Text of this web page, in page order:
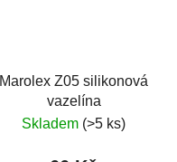
Marolex Z05 silikonová
vazelína
Skladem (>5 ks)